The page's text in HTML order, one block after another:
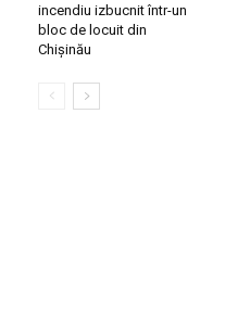
incendiu izbucnit într-un
bloc de locuit din
Chișinău